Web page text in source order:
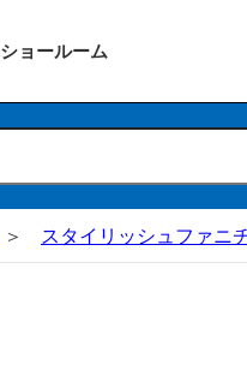
ショールーム
スタイリッシュファニ